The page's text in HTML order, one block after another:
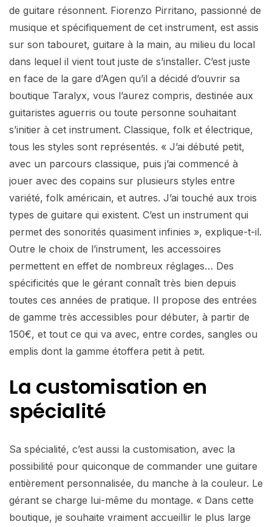
de guitare résonnent. Fiorenzo Pirritano, passionné de
musique et spécifiquement de cet instrument, est assis
sur son tabouret, guitare à la main, au milieu du local
dans lequel il vient tout juste de s’installer. C’est juste
en face de la gare d’Agen qu’il a décidé d’ouvrir sa
boutique Taralyx, vous l’aurez compris, destinée aux
guitaristes aguerris ou toute personne souhaitant
s’initier à cet instrument. Classique, folk et électrique,
tous les styles sont représentés. « J’ai débuté petit,
avec un parcours classique, puis j’ai commencé à
jouer avec des copains sur plusieurs styles entre
variété, folk américain, et autres. J’ai touché aux trois
types de guitare qui existent. C’est un instrument qui
permet des sonorités quasiment infinies », explique-t-il.
Outre le choix de l’instrument, les accessoires
permettent en effet de nombreux réglages… Des
spécificités que le gérant connaît très bien depuis
toutes ces années de pratique. Il propose des entrées
de gamme très accessibles pour débuter, à partir de
150€, et tout ce qui va avec, entre cordes, sangles ou
emplis dont la gamme étoffera petit à petit.
La customisation en
spécialité
Sa spécialité, c’est aussi la customisation, avec la
possibilité pour quiconque de commander une guitare
entièrement personnalisée, du manche à la couleur. Le
gérant se charge lui-même du montage. « Dans cette
boutique, je souhaite vraiment accueillir le plus large